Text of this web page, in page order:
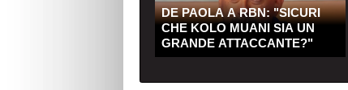
DE PAOLA A RBN: "SICURI
CHE KOLO MUANI SIA UN
GRANDE ATTACCANTE?"